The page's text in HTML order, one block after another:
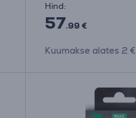
Hind:
57.99 €
Kuumakse alates 2 €